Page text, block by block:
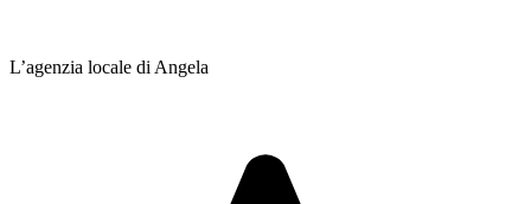
L’agenzia locale di Angela